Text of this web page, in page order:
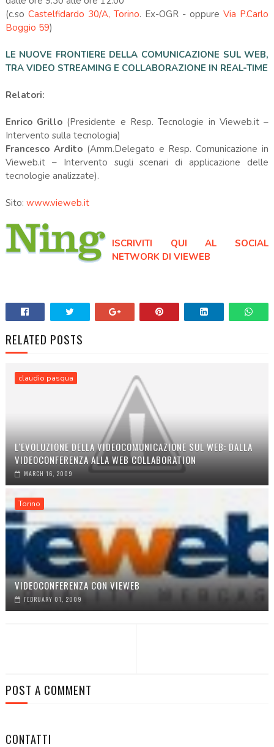
(c.so Castelfidardo 30/A, Torino. Ex-OGR - oppureVia P.Carlo
Boggio 59)
LE NUOVE FRONTIERE DELLA COMUNICAZIONE SUL WEB,
TRA VIDEO STREAMING E COLLABORAZIONE IN REAL-TIME
Relatori:
Enrico Grillo (Presidente e Resp. Tecnologie in Vieweb.it –
Intervento sulla tecnologia)
Francesco Ardito (Amm.Delegato e Resp. Comunicazione in
Vieweb.it – Intervento sugli scenari di applicazione delle
tecnologie analizzate).
Sito: www.vieweb.it
ISCRIVITI QUI AL SOCIAL
NETWORK DI VIEWEB
RELATED POSTS
claudio pasqua
L'EVOLUZIONE DELLA VIDEOCOMUNICAZIONE SUL WEB: DALLA
VIDEOCONFERENZA ALLA WEB COLLABORATION
MARCH 16, 2009
Torino
VIDEOCONFERENZA CON VIEWEB
FEBRUARY 01, 2009
POST A COMMENT
CONTATTI